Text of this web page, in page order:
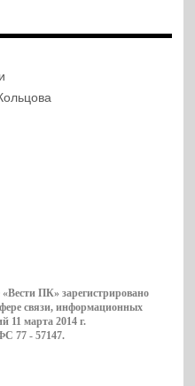
ПК» зарегистрировано
связи, информационных
11 марта 2014 г.
77 - 57147.